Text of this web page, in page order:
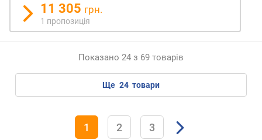
11 305 грн.
1 пропозиція
Показано 24 з 69 товарів
ще 24 товари
1 2 3